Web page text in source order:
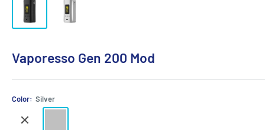
Vaporesso Gen 200 Mod
Color: Silver